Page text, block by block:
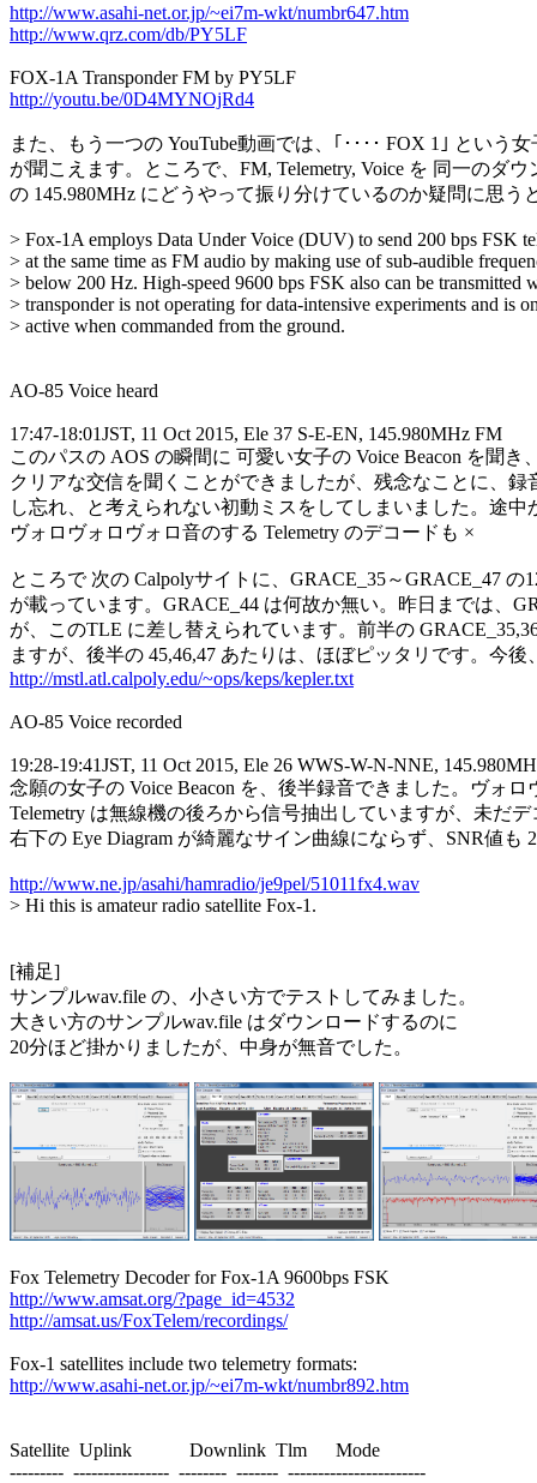
http://www.asahi-net.or.jp/~ei7m-wkt/numbr647.htm
http://www.qrz.com/db/PY5LF
http://youtu.be/0D4MYNOjRd4
また、もう一つの YouTube動画では、｢････ FOX 1｣ という女
が聞こえます。ところで、FM, Telemetry, Voice を 同一のダ
の 145.980MHz にどうやって振り分けているのか疑問に思う
> Fox-1A employs Data Under Voice (DUV) to send 200 bps FSK
> at the same time as FM audio by making use of sub-audible
> below 200 Hz. High-speed 9600 bps FSK also can be transmitted
> transponder is not operating for data-intensive experiments and is
> active when commanded from the ground.
AO-85 Voice heard
17:47-18:01JST, 11 Oct 2015, Ele 37 S-E-EN, 145.980MHz FM
このパスの AOS の瞬間に 可愛い女子の Voice Beacon を聞き
クリアな交信を聞くことができましたが、残念なことに、録
し忘れ、と考えられない初動ミスをしてしまいました。途中
ヴォロヴォロヴォロ音のする Telemetry のデコードも ×
ところで 次の Calpolyサイトに、GRACE_35～GRACE_47 の
が載っています。GRACE_44 は何故か無い。昨日までは、
が、このTLE に差し替えられています。前半の
http://mstl.atl.calpoly.edu/~ops/keps/kepler.txt
AO-85 Voice recorded
19:28-19:41JST, 11 Oct 2015, Ele 26 WWS-W-N-NNE,
念願の女子の Voice Beacon を、後半録音できました。ヴォ
Telemetry は無線機の後ろから信号抽出していますが、未だ
右下の Eye Diagram が綺麗なサイン曲線にならず、SNR値も
http://www.ne.jp/asahi/hamradio/je9pel/51011fx4.wav
> Hi this is amateur radio satellite Fox-1.
[補足]
サンプルwav.file の、小さい方でテストしてみました。
大きい方のサンプルwav.file はダウンロードするのに
20分ほど掛かりましたが、中身が無音でした。
http://www.amsat.org/?page_id=4532
http://amsat.us/FoxTelem/recordings/
http://www.asahi-net.or.jp/~ei7m-wkt/numbr892.htm
Satellite  Uplink            Downlink  Tlm      Mode
---------  ----------------  --------  -------  -----------------------